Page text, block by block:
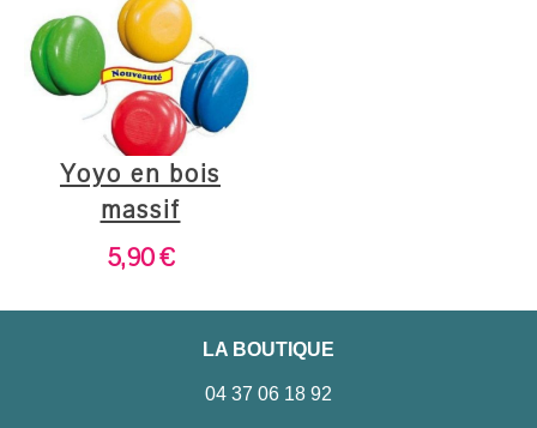
Yoyo en bois
massif
5,90€
LA BOUTIQUE
04 37 06 18 92